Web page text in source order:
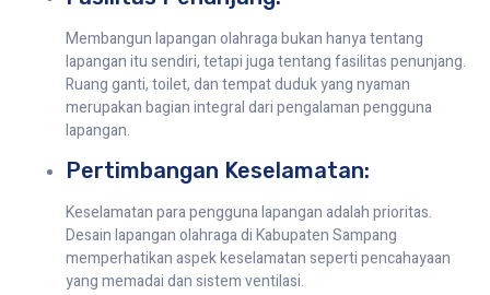
Membangun lapangan olahraga bukan hanya tentang
lapangan itu sendiri, tetapi juga tentang fasilitas penunjang.
Ruang ganti, toilet, dan tempat duduk yang nyaman
merupakan bagian integral dari pengalaman pengguna
lapangan.
Pertimbangan Keselamatan:
Keselamatan para pengguna lapangan adalah prioritas.
Desain lapangan olahraga di Kabupaten Sampang
memperhatikan aspek keselamatan seperti pencahayaan
yang memadai dan sistem ventilasi.